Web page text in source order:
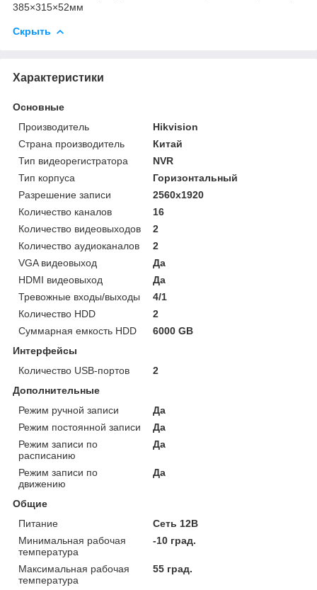
385×315×52мм
Скрыть
Характеристики
Основные
Производитель
Hikvision
Страна производитель
Китай
Тип видеорегистратора
NVR
Тип корпуса
Горизонтальный
Разрешение записи
2560x1920
Количество каналов
16
Количество видеовыходов
2
Количество аудиоканалов
2
VGA видеовыход
Да
HDMI видеовыход
Да
Тревожные входы/выходы
4/1
Количество HDD
2
Суммарная емкость HDD
6000 GB
Интерфейсы
Количество USB-портов
2
Дополнительные
Режим ручной записи
Да
Режим постоянной записи
Да
Режим записи по
расписанию
Да
Режим записи по
движению
Да
Общие
Питание
Сеть 12В
Минимальная рабочая
температура
-10 град.
Максимальная рабочая
температура
55 град.